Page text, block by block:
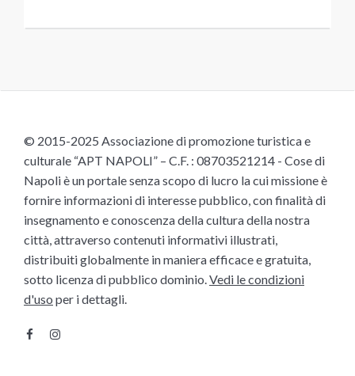
© 2015-2025 Associazione di promozione turistica e
culturale “APT NAPOLI” – C.F. : 08703521214 - Cose di
Napoli è un portale senza scopo di lucro la cui missione è
fornire informazioni di interesse pubblico, con finalità di
insegnamento e conoscenza della cultura della nostra
città, attraverso contenuti informativi illustrati,
distribuiti globalmente in maniera efficace e gratuita,
sotto licenza di pubblico dominio. Vedi le condizioni
d'uso per i dettagli.